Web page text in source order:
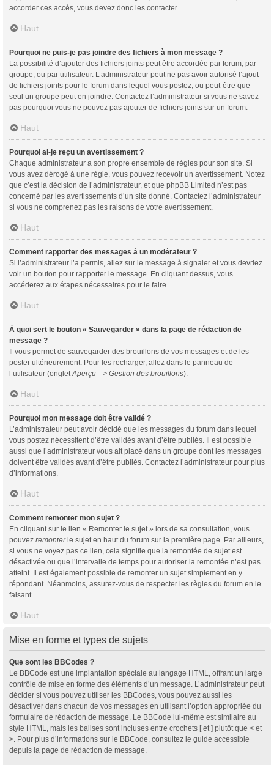
accorder ces accès, vous devez donc les contacter.
Haut
Pourquoi ne puis-je pas joindre des fichiers à mon message ?
La possibilité d’ajouter des fichiers joints peut être accordée par forum, par
groupe, ou par utilisateur. L’administrateur peut ne pas avoir autorisé l’ajout
de fichiers joints pour le forum dans lequel vous postez, ou peut-être que
seul un groupe peut en joindre. Contactez l’administrateur si vous ne savez
pas pourquoi vous ne pouvez pas ajouter de fichiers joints sur un forum.
Haut
Pourquoi ai-je reçu un avertissement ?
Chaque administrateur a son propre ensemble de règles pour son site. Si
vous avez dérogé à une règle, vous pouvez recevoir un avertissement. Notez
que c’est la décision de l’administrateur, et que phpBB Limited n’est pas
concerné par les avertissements d’un site donné. Contactez l’administrateur
si vous ne comprenez pas les raisons de votre avertissement.
Haut
Comment rapporter des messages à un modérateur ?
Si l’administrateur l’a permis, allez sur le message à signaler et vous devriez
voir un bouton pour rapporter le message. En cliquant dessus, vous
accéderez aux étapes nécessaires pour le faire.
Haut
À quoi sert le bouton « Sauvegarder » dans la page de rédaction de
message ?
Il vous permet de sauvegarder des brouillons de vos messages et de les
poster ultérieurement. Pour les recharger, allez dans le panneau de
l’utilisateur (ongletAperçu --> Gestion des brouillons).
Haut
Pourquoi mon message doit être validé ?
L’administrateur peut avoir décidé que les messages du forum dans lequel
vous postez nécessitent d’être validés avant d’être publiés. Il est possible
aussi que l’administrateur vous ait placé dans un groupe dont les messages
doivent être validés avant d’être publiés. Contactez l’administrateur pour plus
d’informations.
Haut
Comment remonter mon sujet ?
En cliquant sur le lien « Remonter le sujet » lors de sa consultation, vous
pouvez remonterle sujet en haut du forum sur la première page. Par ailleurs,
si vous ne voyez pas ce lien, cela signifie que la remontée de sujet est
désactivée ou que l’intervalle de temps pour autoriser la remontée n’est pas
atteint. Il est également possible de remonter un sujet simplement en y
répondant. Néanmoins, assurez-vous de respecter les règles du forum en le
faisant.
Haut
Mise en forme et types de sujets
Que sont les BBCodes ?
Le BBCode est une implantation spéciale au langage HTML, offrant un large
contrôle de mise en forme des éléments d’un message. L’administrateur peut
décider si vous pouvez utiliser les BBCodes, vous pouvez aussi les
désactiver dans chacun de vos messages en utilisant l’option appropriée du
formulaire de rédaction de message. Le BBCode lui-même est similaire au
style HTML, mais les balises sont incluses entre crochets [ et ] plutôt que < et
>. Pour plus d’informations sur le BBCode, consultez le guide accessible
depuis la page de rédaction de message.